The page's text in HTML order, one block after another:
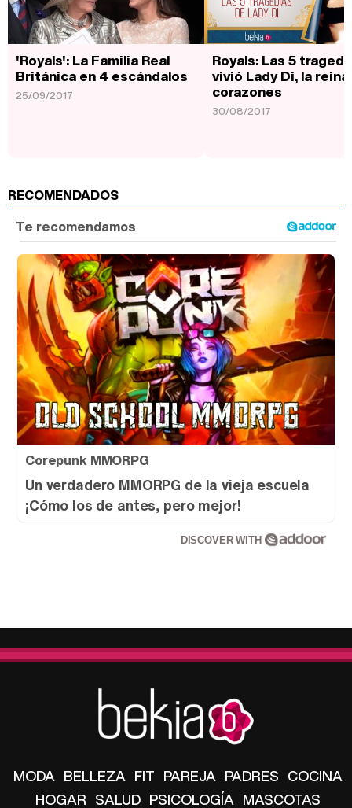
'Royals': La Familia Real
Británica en 4 escándalos
25/09/2017
Royals: Las 5
vivió Lady Di, la
corazones
30/08/2017
RECOMENDADOS
Corepunk MMORPG
Un verdadero MMORPG de la vieja escuela
¡Cómo los de antes, pero mejor!
DISCOVER WITH
MODA BELLEZA FIT PAREJA PADRES COCINA
HOGAR SALUD PSICOLOGÍA MASCOTAS